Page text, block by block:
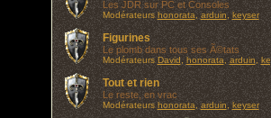
Les JDR sur PC et Consoles
Modérateurs honorata ,arduin ,keyser
Figurines
Le plomb dans tous ses Ã©tats
Modérateurs David honorata arduin
Tout et rien
Le reste, en vrac
Modérateurs honorata ,arduin ,keyser